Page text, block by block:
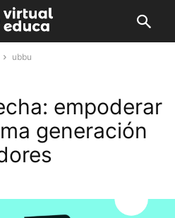
ubbu
empoderar
generación